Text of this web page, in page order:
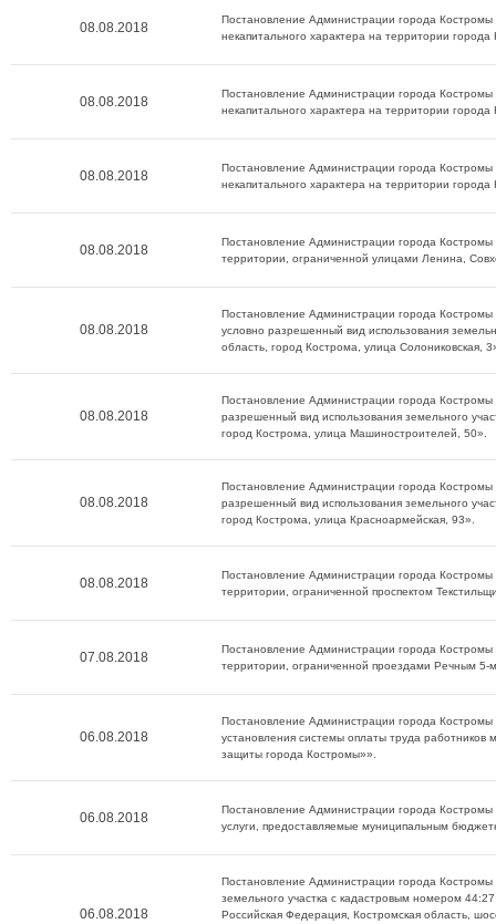
08.08.2018
Постановление Администрации города
некапитального характера на территории
08.08.2018
Постановление Администрации города
некапитального характера на территории
08.08.2018
Постановление Администрации города
некапитального характера на территории
08.08.2018
Постановление Администрации города
территории, ограниченной улицами Ленина,
08.08.2018
Постановление Администрации города
условно разрешенный вид использования
область, город Кострома, улица Солониковская,
08.08.2018
Постановление Администрации города
разрешенный вид использования земельного
город Кострома, улица Машиностроителей, 50».
08.08.2018
Постановление Администрации города
разрешенный вид использования земельного
город Кострома, улица Красноармейская, 93».
08.08.2018
Постановление Администрации города
территории, ограниченной проспектом
07.08.2018
Постановление Администрации города
территории, ограниченной проездами Речным
06.08.2018
Постановление Администрации города
установления системы оплаты труда работников
защиты города Костромы»».
06.08.2018
Постановление Администрации города
услуги, предоставляемые муниципальным
06.08.2018
Постановление Администрации города
земельного участка с кадастровым номером
Российская Федерация, Костромская область,